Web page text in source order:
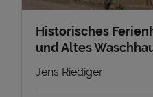
Historisches
und Altes
Jens Riediger